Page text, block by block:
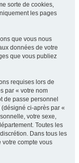
sorte de cookies,
les pages
que vous nous
données de votre
que vous publiez
requises lors de
par « votre nom
de passe personnel
ci-après par «
votre sexe,
Toutes les
Dans tous les
votre compte vous